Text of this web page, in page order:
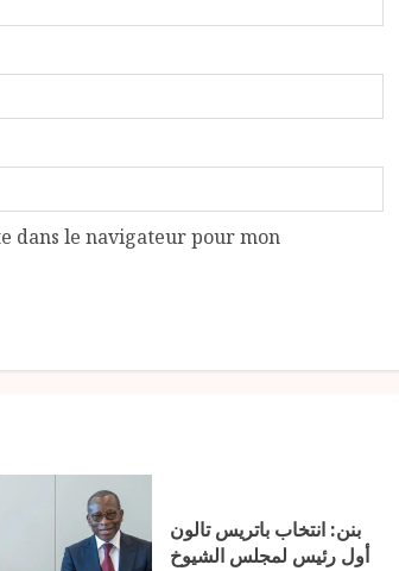
dans le navigateur pour mon
بنن: انتخاب باتريس تالون
أول رئيس لمجلس الشيوخ